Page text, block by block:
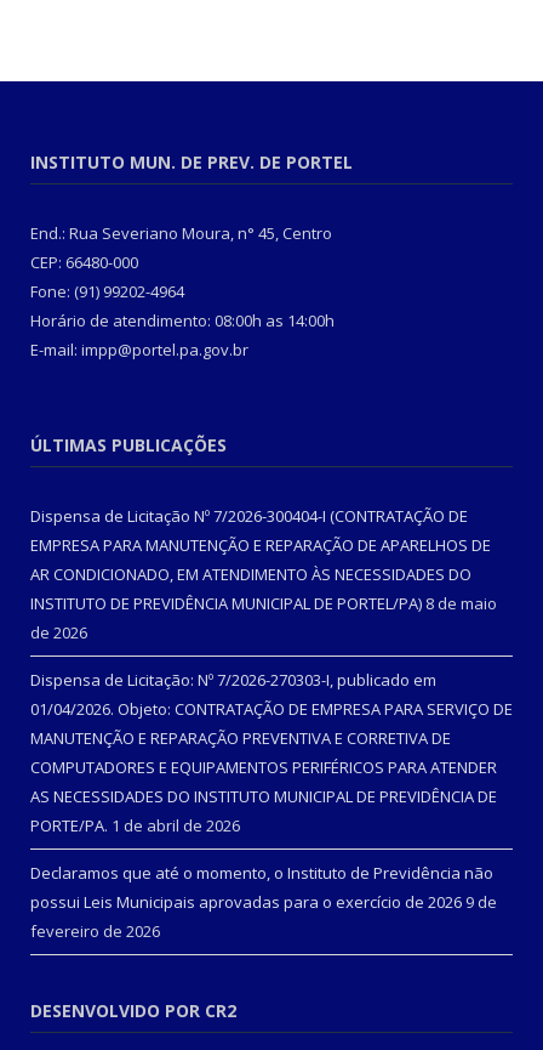
INSTITUTO MUN. DE PREV. DE PORTEL
End.: Rua Severiano Moura, n° 45, Centro
CEP: 66480-000
Fone: (91) 99202-4964
Horário de atendimento: 08:00h as 14:00h
E-mail: impp@portel.pa.gov.br
ÚLTIMAS PUBLICAÇÕES
Dispensa de Licitação Nº 7/2026-300404-I (CONTRATAÇÃO DE
EMPRESA PARA MANUTENÇÃO E REPARAÇÃO DE APARELHOS DE
AR CONDICIONADO, EM ATENDIMENTO ÀS NECESSIDADES DO
INSTITUTO DE PREVIDÊNCIA MUNICIPAL DE PORTEL/PA) 8 de maio
de 2026
Dispensa de Licitação: Nº 7/2026-270303-I, publicado em
01/04/2026. Objeto: CONTRATAÇÃO DE EMPRESA PARA SERVIÇO DE
MANUTENÇÃO E REPARAÇÃO PREVENTIVA E CORRETIVA DE
COMPUTADORES E EQUIPAMENTOS PERIFÉRICOS PARA ATENDER
AS NECESSIDADES DO INSTITUTO MUNICIPAL DE PREVIDÊNCIA DE
PORTE/PA. 1 de abril de 2026
Declaramos que até o momento, o Instituto de Previdência não
possui Leis Municipais aprovadas para o exercício de 2026 9 de
fevereiro de 2026
DESENVOLVIDO POR CR2